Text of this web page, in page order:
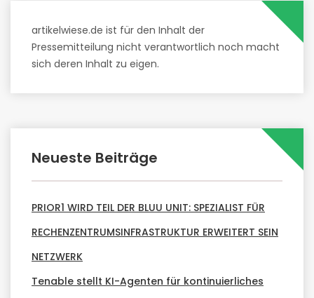
artikelwiese.de ist für den Inhalt der
Pressemitteilung nicht verantwortlich noch macht
sich deren Inhalt zu eigen.
Neueste Beiträge
PRIOR1 WIRD TEIL DER BLUU UNIT: SPEZIALIST FÜR
RECHENZENTRUMSINFRASTRUKTUR ERWEITERT SEIN
NETZWERK
Tenable stellt KI-Agenten für kontinuierliches